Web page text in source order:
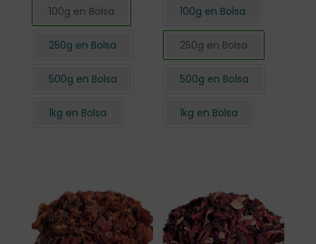
100g en Bolsa
250g en Bolsa
500g en Bolsa
1kg en Bolsa
100g en Bolsa
250g en Bolsa
500g en Bolsa
1kg en Bolsa